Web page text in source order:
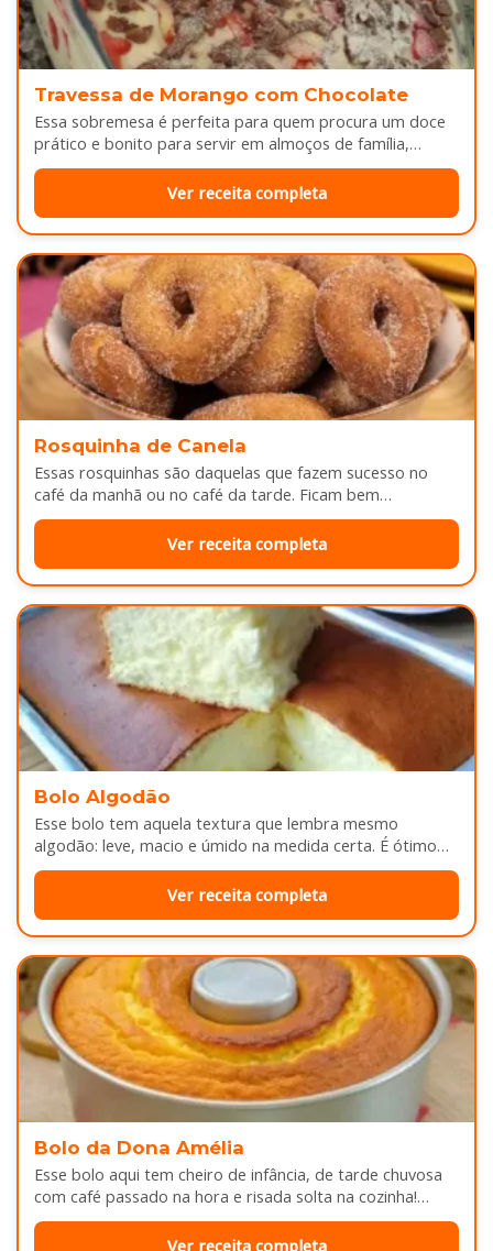
Travessa de Morango com Chocolate
Essa sobremesa é perfeita para quem procura um doce
prático e bonito para servir em almoços de família,
aniversários ou…
Ver receita completa
Rosquinha de Canela
Essas rosquinhas são daquelas que fazem sucesso no
café da manhã ou no café da tarde. Ficam bem
douradinhas por…
Ver receita completa
Bolo Algodão
Esse bolo tem aquela textura que lembra mesmo
algodão: leve, macio e úmido na medida certa. É ótimo
pra servir…
Ver receita completa
Bolo da Dona Amélia
Esse bolo aqui tem cheiro de infância, de tarde chuvosa
com café passado na hora e risada solta na cozinha!…
Ver receita completa